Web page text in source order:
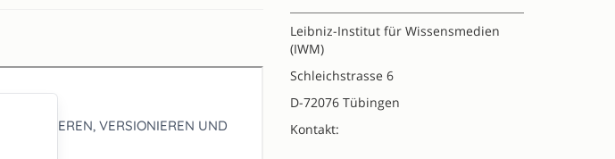
Leibniz-Institut für Wissensmedien
(IWM)
Schleichstrasse 6
D-72076 Tübingen
Kontakt: